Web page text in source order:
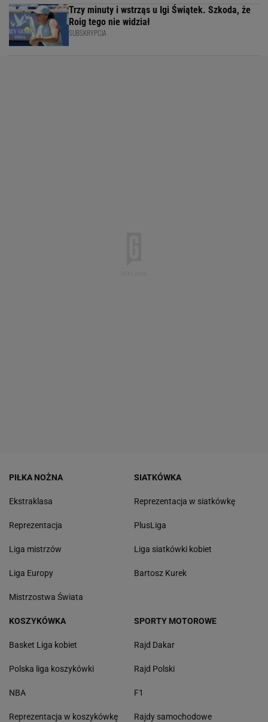
Trzy minuty i wstrząs u Igi Świątek. Szkoda, że
Roig tego nie widział
SUBSKRYPCJA
PIŁKA NOŻNA
Ekstraklasa
Reprezentacja
Liga mistrzów
Liga Europy
Mistrzostwa Świata
SIATKÓWKA
Reprezentacja w siatkówkę
PlusLiga
Liga siatkówki kobiet
Bartosz Kurek
KOSZYKÓWKA
Basket Liga kobiet
Polska liga koszykówki
NBA
Reprezentacja w koszykówkę
SPORTY MOTOROWE
Rajd Dakar
Rajd Polski
F1
Rajdy samochodowe